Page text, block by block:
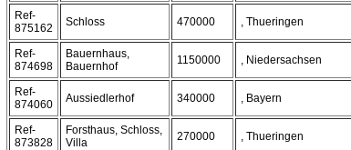
Ref-
875162
Schloss 470000 , Thueringen
Ref-
874698
Bauernhaus,
Bauernhof
1150000 , Niedersachsen
Ref-
874060
Aussiedlerhof 340000 , Bayern
Ref-
873828
Forsthaus, Schloss,
Villa
270000 , Thueringen